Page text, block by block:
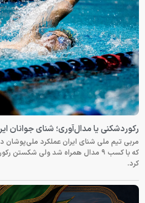
رکوردشکنی یا مدال‌آوری؛ شنای جوانان
مربی تیم ملی شنای ایران عملکرد ملی‌پوشان
که با کسب ۹ مدال همراه شد ولی شکستن
کرد.